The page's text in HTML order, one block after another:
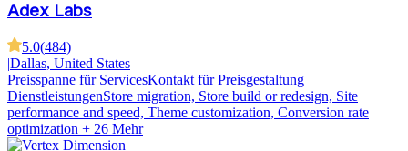
Adex Labs
5.0(484)
|Dallas, United States
Preisspanne für ServicesKontakt für Preisgestaltung
DienstleistungenStore migration, Store build or redesign, Site
performance and speed, Theme customization, Conversion rate
optimization + 26 Mehr